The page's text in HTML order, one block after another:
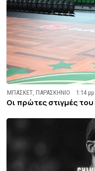
ΜΠΑΣΚΕΤ ,ΠΑΡΑΣΚΗΝΙΟ 1:14 μμ
Οι πρώτες στιγμές